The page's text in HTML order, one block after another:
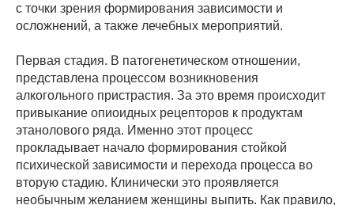
с точки зрения формирования зависимости и
осложнений, а также лечебных мероприятий.
Первая стадия. В патогенетическом отношении,
представлена процессом возникновения
алкогольного пристрастия. За это время происходит
привыкание опиоидных рецепторов к продуктам
этанолового ряда. Именно этот процесс
прокладывает начало формирования стойкой
психической зависимости и перехода процесса во
вторую стадию. Клинически это проявляется
необычным желанием женщины выпить. Как правило,